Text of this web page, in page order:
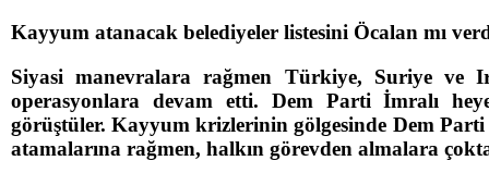
Kayyum atanacak belediyeler listesini Öcalan mı
Siyasi manevralara rağmen Türkiye, Suriye
operasyonlara devam etti. Dem Parti İmralı
görüştüler. Kayyum krizlerinin gölgesinde Dem
atamalarına rağmen, halkın görevden almalara